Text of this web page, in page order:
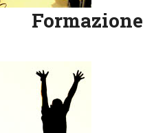
Formazione